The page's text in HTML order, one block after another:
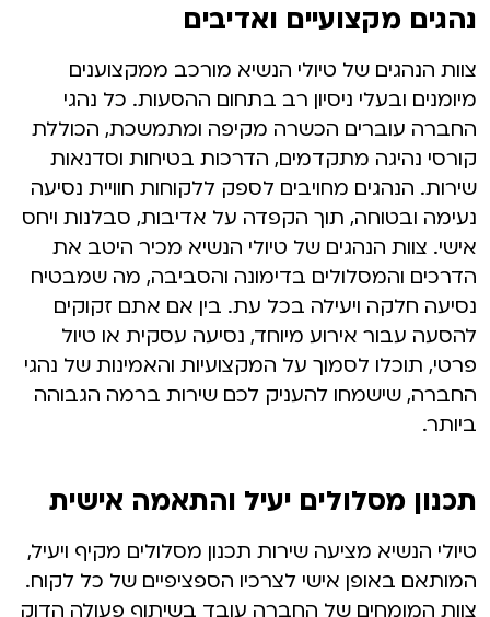
נהגים מקצועיים ואדיבים
צוות הנהגים של טיולי הנשיא מורכב ממקצוענים
מיומנים ובעלי ניסיון רב בתחום ההסעות. כל נהגי
החברה עוברים הכשרה מקיפה ומתמשכת, הכוללת
קורסי נהיגה מתקדמים, הדרכות בטיחות וסדנאות
שירות. הנהגים מחויבים לספק ללקוחות חוויית נסיעה
נעימה ובטוחה, תוך הקפדה על אדיבות, סבלנות ויחס
אישי. צוות הנהגים של טיולי הנשיא מכיר היטב את
הדרכים והמסלולים בדימונה והסביבה, מה שמבטיח
נסיעה חלקה ויעילה בכל עת. בין אם אתם זקוקים
להסעה עבור אירוע מיוחד, נסיעה עסקית או טיול
פרטי, תוכלו לסמוך על המקצועיות והאמינות של נהגי
החברה, שישמחו להעניק לכם שירות ברמה הגבוהה
ביותר.
תכנון מסלולים יעיל והתאמה אישית
טיולי הנשיא מציעה שירות תכנון מסלולים מקיף ויעיל,
המותאם באופן אישי לצרכיו הספציפיים של כל לקוח.
צוות המומחים של החברה עובד בשיתוף פעולה הדוק